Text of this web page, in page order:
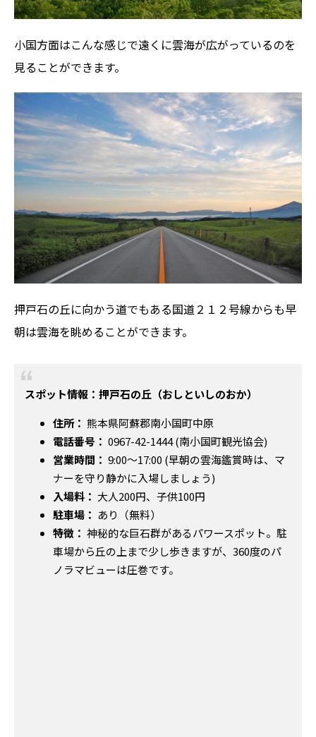
小国方面はこんな感じで遠くに雲海が広がっているのを
見ることができます。
押戸石の丘に向かう道でもある国道２１２号線からも早
朝は雲海を眺めることができます。
スポット情報：押戸石の丘（おしといしのおか）
住所： 熊本県阿蘇郡南小国町中原
電話番号： 0967-42-1444 (南小国町観光協会)
営業時間： 9:00～17:00 (早朝の雲海鑑賞時は、マ
ナーを守り静かに入場しましょう)
入場料： 大人200円、子供100円
駐車場： あり（無料）
特徴： 神秘的な巨石群があるパワースポット。駐
車場から丘の上まで少し歩きますが、360度のパ
ノラマビューは圧巻です。